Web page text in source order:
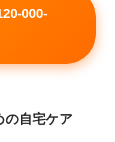
000-
の自宅ケア